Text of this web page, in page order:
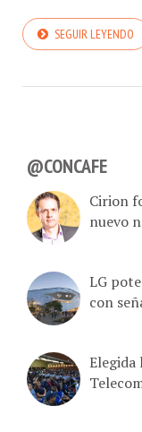
SEGUIR LEYENDO
@CONCAFE
Cirion
nuevo
LG
con